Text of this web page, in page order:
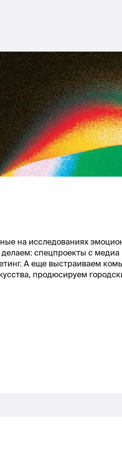
на исследованиях
спецпроекты с
А еще выстраиваем
продюсируем